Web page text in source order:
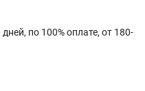
по 100% оплате, от 180-